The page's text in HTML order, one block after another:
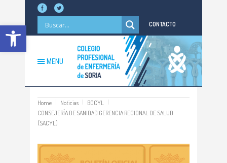
Abrir barra de herramientas CONTACTO
MENU
Home Noticias
BOCYL
CONSEJERÍA DE SANIDAD GERENCIA REGIONAL DE SALUD
(SACYL)